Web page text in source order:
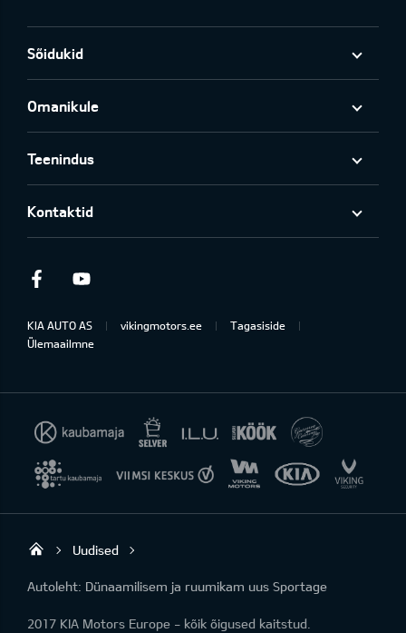
Sõidukid
Omanikule
Teenindus
Kontaktid
Facebook
KIA AUTO AS vikingmotors.ee
Tagasiside
Ülemaailmne
Viking Motors - Kia müük, hooldus ja
Uudised
Autoleht: Dünaamilisem ja ruumikam uus Sportage
2017 KIA Motors Europe - kõik õigused kaitstud.